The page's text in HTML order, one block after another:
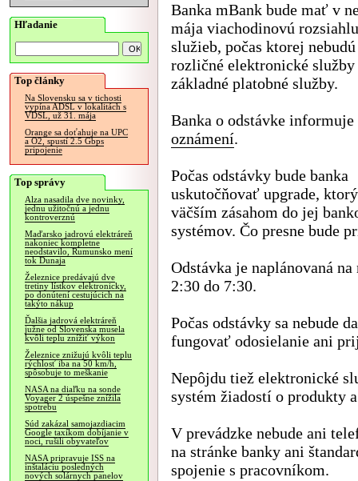
Hľadanie
Top články
Na Slovensku sa v tichosti
vypína ADSL v lokalitách s
VDSL, už 31. mája
Orange sa doťahuje na UPC
a O2, spustí 2.5 Gbps
pripojenie
Top správy
Alza nasadila dve novinky,
jednu užitočnú a jednu
kontroverznú
Maďarsko jadrovú elektráreň
nakoniec kompletne
neodstavilo, Rumunsko mení
tok Dunaja
Železnice predávajú dve
tretiny lístkov elektronicky,
po donútení cestujúcich na
takýto nákup
Ďalšia jadrová elektráreň
južne od Slovenska musela
kvôli teplu znížiť výkon
Železnice znižujú kvôli teplu
rýchlosť iba na 50 km/h,
spôsobuje to meškanie
NASA na diaľku na sonde
Voyager 2 úspešne znížila
spotrebu
Súd zakázal samojazdiacim
Google taxíkom dobíjanie v
noci, rušili obyvateľov
NASA pripravuje ISS na
inštaláciu posledných
nových solárnych panelov
Banka mBank bude mať v
mája viachodinovú
služieb, počas ktorej
rozličné elektronické služby
základné platobné služby.
Banka o odstávke
oznámení.
Počas odstávky bude banka
uskutočňovať upgrade,
väčším zásahom do jej
systémov. Čo presne bude
Odstávka je naplánovaná
2:30 do 7:30.
Počas odstávky sa nebude
fungovať odosielanie ani
Nepôjdu tiež elektronické
systém žiadostí o produkty
V prevádzke nebude ani
na stránke banky ani
spojenie s pracovníkom.